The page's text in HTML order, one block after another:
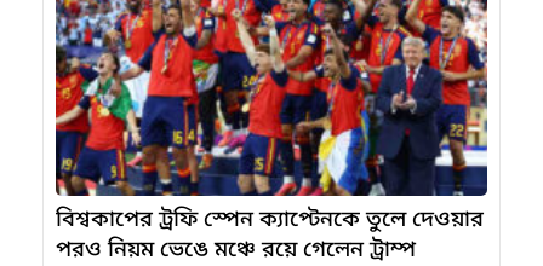
বিশ্বকাপের ট্রফি স্পেন ক্যাপ্টেনকে তুলে দেওয়ার
পরও নিয়ম ভেঙে মঞ্চে রয়ে গেলেন ট্রাম্প